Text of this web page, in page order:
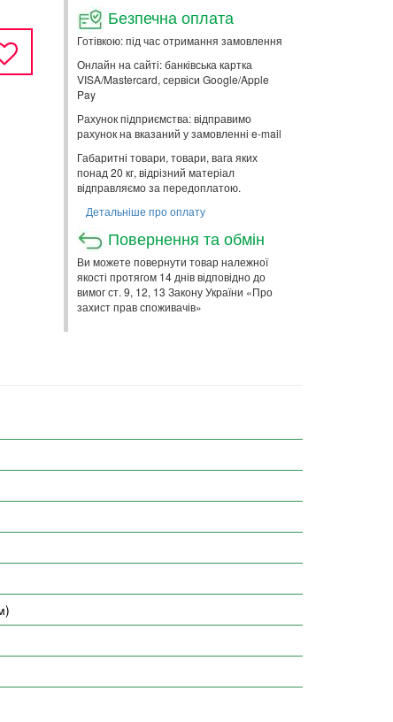
Безпечна оплата
Готівкою: під час отримання замовлення
Онлайн на сайті: банківська картка
VISA/Mastercard, сервіси Google/Apple
Pay
Рахунок підприємства: відправимо
рахунок на вказаний у замовленні e-mail
Габаритні товари, товари, вага яких
понад 20 кг, відрізний матеріал
відправляємо за передоплатою.
Детальніше про оплату
Повернення та обмін
Ви можете повернути товар належної
якості протягом 14 днів відповідно до
вимог ст. 9, 12, 13 Закону України «Про
захист прав споживачів»